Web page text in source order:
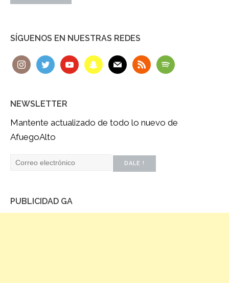
SÍGUENOS EN NUESTRAS REDES
NEWSLETTER
Mantente actualizado de todo lo nuevo de
AfuegoAlto
PUBLICIDAD GA